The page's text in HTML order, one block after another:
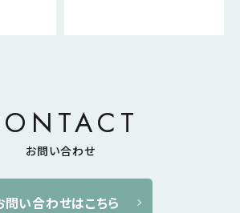
お問い合わせ
問い合わせはこちら